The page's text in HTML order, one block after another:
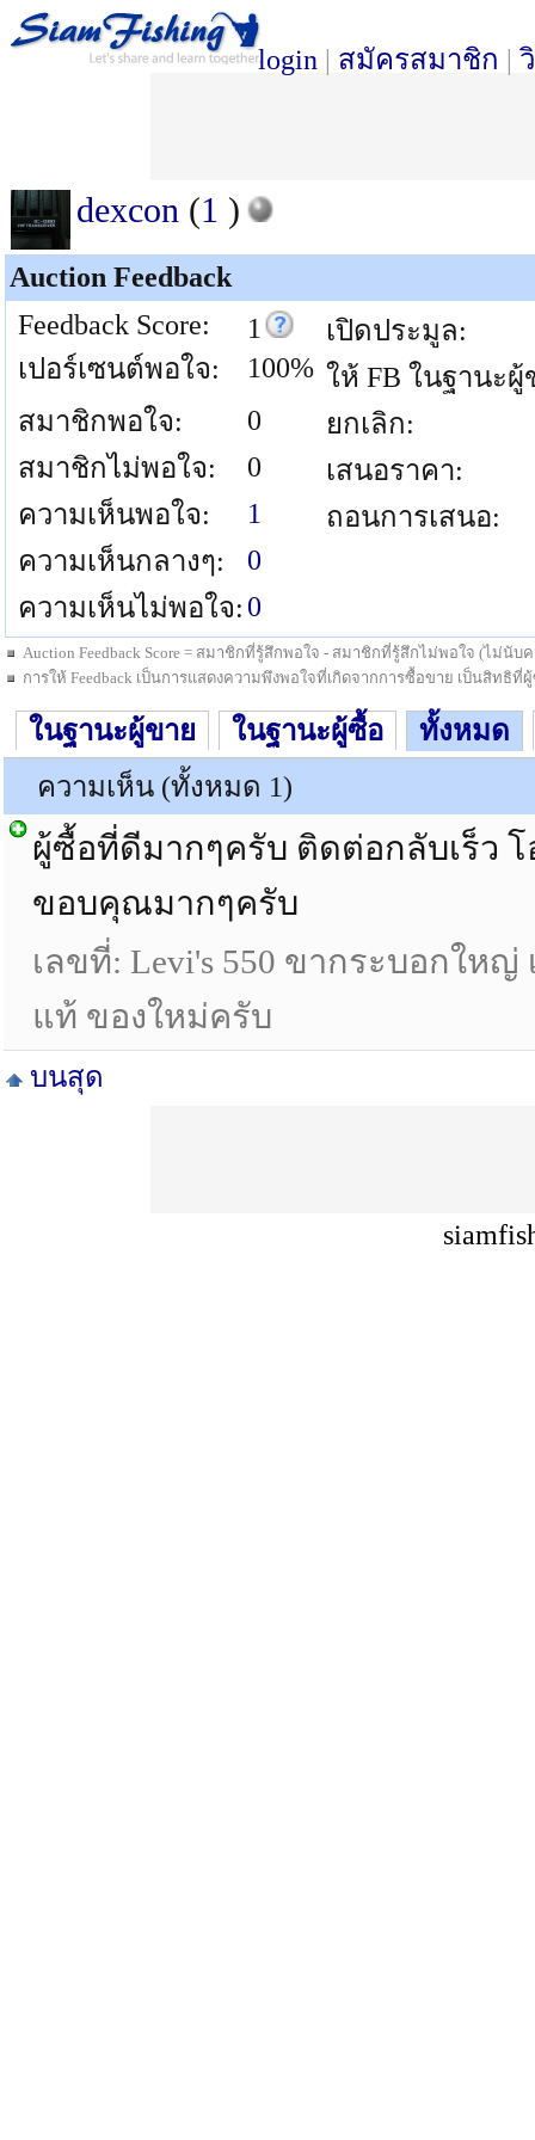
login | สมัครสมาชิก |
dexcon (1 )
Auction Feedback
Feedback Score:
1
เปอร์เซนต์พอใจ:
100%
สมาชิกพอใจ:
0
สมาชิกไม่พอใจ:
0
ความเห็นพอใจ:
1
ความเห็นกลางๆ:
0
ความเห็นไม่พอใจ: 0
เปิดประมูล:
ให้ FB ในฐานะผู้
ยกเลิก:
เสนอราคา:
ถอนการเสนอ:
Auction Feedback Score = สมาชิกที่รู้สึกพอใจ - สมาชิกที่รู้สึกไม่พอใจ (ไม่นั
การให้ Feedback เป็นการแสดงความพึงพอใจที่เกิดจากการซื้อขาย เป็นสิทธิ
ในฐานะผู้ขาย ในฐานะผู้ซื้อ
ทั้งหมด
ความเห็น (ทั้งหมด 1)
ผู้ซื้อที่ดีมากๆครับ ติดต่อกลับเร็ว โ
ขอบคุณมากๆครับ
เลขที่: Levi's 550 ขากระบอกใหญ่
แท้ ของใหม่ครับ
บนสุด